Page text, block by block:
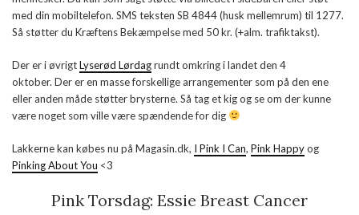
med din mobiltelefon. SMS teksten SB 4844(husk mellemrum) til 1277.
Så støtter du Kræftens Bekæmpelse med 50 kr. (+alm. trafiktakst).
Der er i øvrigtLyserød Lørdagrundt omkring i landet den 4
oktober. Der er en masse forskellige arrangementer som på den ene
eller anden måde støtter brysterne. Så tag et kig og se om der kunne
være noget som ville være spændende for dig
Lakkerne kan købes nu på Magasin.dk, I Pink I Can, Pink Happyog
Pinking About You <3
Pink Torsdag: Essie Breast Cancer